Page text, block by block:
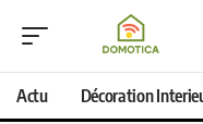
Actu Décoration